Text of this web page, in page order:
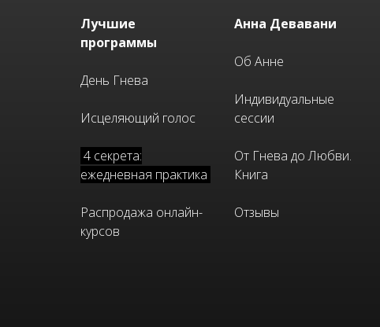
Лучшие
программы
День Гнева
Исцеляющий голос
4 секрета:
ежедневная практика
Распродажа онлайн-
курсов
Анна Девавани
Об Анне
Индивидуальные
сессии
От Гнева до Любви.
Книга
Отзывы